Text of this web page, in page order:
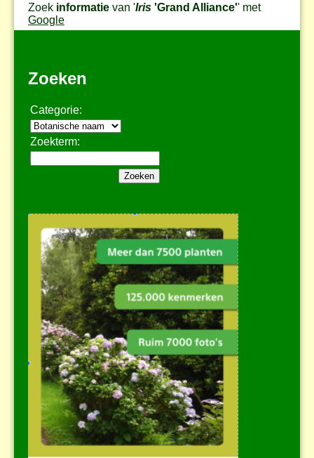
Zoek informatie van 'Iris 'Grand Alliance'' met
Google
Zoeken
Categorie:
Zoekterm: